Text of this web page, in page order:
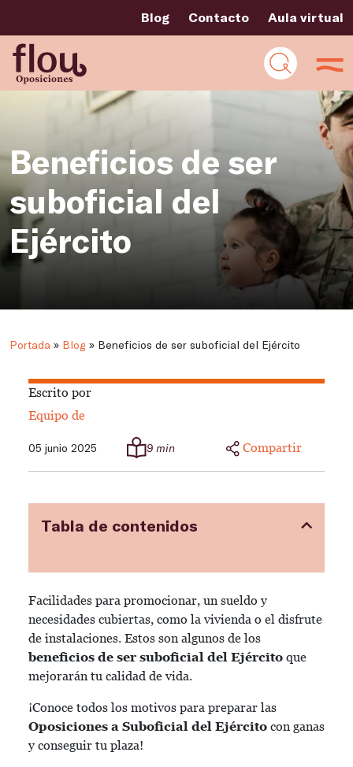
Blog Contacto Aula virtual
Beneficios de ser
suboficial del
Ejército
Portada » Blog » Beneficios de ser suboficial del Ejército
Escrito por
Equipo de
05 junio 2025 9 min Compartir
Tabla de contenidos
Facilidades para promocionar, un sueldo y
necesidades cubiertas, como la vivienda o el disfrute
de instalaciones. Estos son algunos de los
beneficios de ser suboficial del Ejército que
mejorarán tu calidad de vida.
¡Conoce todos los motivos para preparar las
Oposiciones a Suboficial del Ejército con ganas
y conseguir tu plaza!